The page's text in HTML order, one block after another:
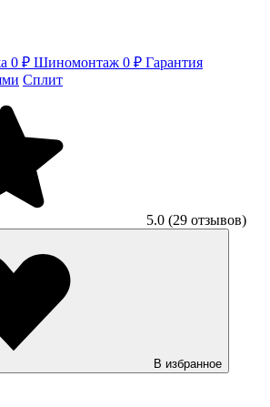
0 ₽ Шиномонтаж 0 ₽ Гарантия
Сплит
5.0 (29 отзывов)
В избранное